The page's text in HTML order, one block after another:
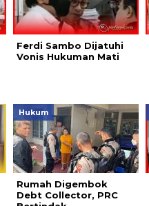
Ferdi Sambo Dijatuhi
Vonis Hukuman Mati
Hukum
Rumah Digembok
Debt Collector, PRC